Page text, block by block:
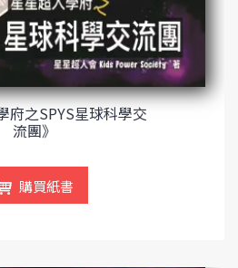
府之SPYS星球科學交
流團》
購買紙書